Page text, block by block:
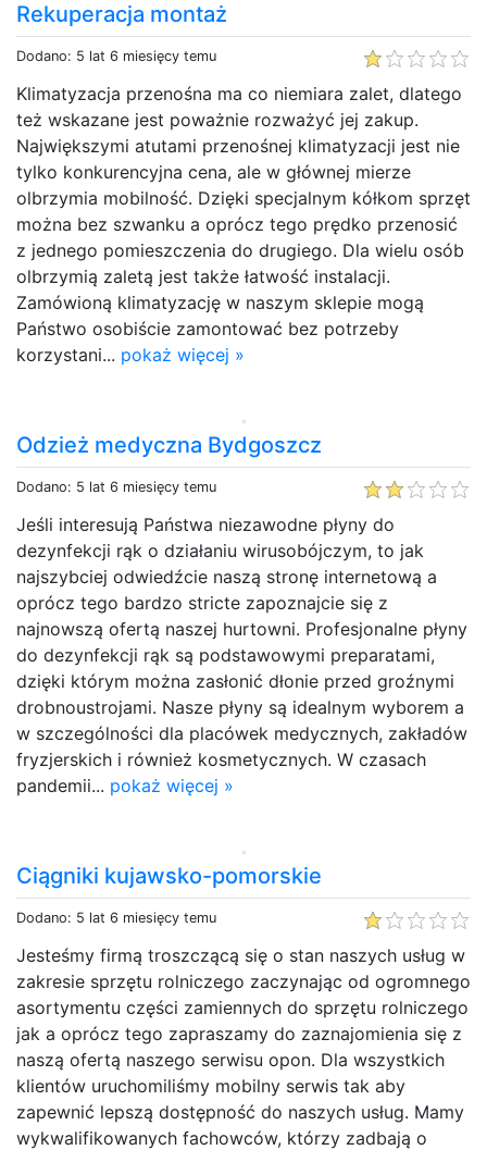
Rekuperacja montaż
Dodano: 5 lat 6 miesięcy temu
Klimatyzacja przenośna ma co niemiara zalet, dlatego
też wskazane jest poważnie rozważyć jej zakup.
Największymi atutami przenośnej klimatyzacji jest nie
tylko konkurencyjna cena, ale w głównej mierze
olbrzymia mobilność. Dzięki specjalnym kółkom sprzęt
można bez szwanku a oprócz tego prędko przenosić
z jednego pomieszczenia do drugiego. Dla wielu osób
olbrzymią zaletą jest także łatwość instalacji.
Zamówioną klimatyzację w naszym sklepie mogą
Państwo osobiście zamontować bez potrzeby
korzystani... pokaż więcej »
Odzież medyczna Bydgoszcz
Dodano: 5 lat 6 miesięcy temu
Jeśli interesują Państwa niezawodne płyny do
dezynfekcji rąk o działaniu wirusobójczym, to jak
najszybciej odwiedźcie naszą stronę internetową a
oprócz tego bardzo stricte zapoznajcie się z
najnowszą ofertą naszej hurtowni. Profesjonalne płyny
do dezynfekcji rąk są podstawowymi preparatami,
dzięki którym można zasłonić dłonie przed groźnymi
drobnoustrojami. Nasze płyny są idealnym wyborem a
w szczególności dla placówek medycznych, zakładów
fryzjerskich i również kosmetycznych. W czasach
pandemii... pokaż więcej »
Ciągniki kujawsko-pomorskie
Dodano: 5 lat 6 miesięcy temu
Jesteśmy firmą troszczącą się o stan naszych usług w
zakresie sprzętu rolniczego zaczynając od ogromnego
asortymentu części zamiennych do sprzętu rolniczego
jak a oprócz tego zapraszamy do zaznajomienia się z
naszą ofertą naszego serwisu opon. Dla wszystkich
klientów uruchomiliśmy mobilny serwis tak aby
zapewnić lepszą dostępność do naszych usług. Mamy
wykwalifikowanych fachowców, którzy zadbają o